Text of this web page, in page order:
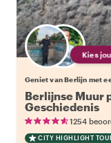
Kies
Geniet van Berlijn met
Berlijnse Muur
Geschiedenis
1254
CITY HIGHLIGHT